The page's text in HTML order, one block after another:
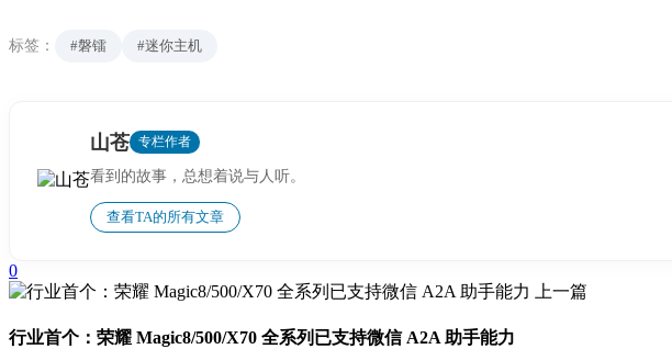
标签： #磐镭 #迷你主机
山苍 专栏作者
看到的故事，总想着说与人听。
查看TA的所有文章
0
上一篇
行业首个：荣耀 Magic8/500/X70 全系列已支持微信 A2A 助手能力